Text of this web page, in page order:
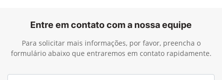
Entre em contato com a nossa equipe
Para solicitar mais informações, por favor, preencha o
formulário abaixo que entraremos em contato rapidamente.